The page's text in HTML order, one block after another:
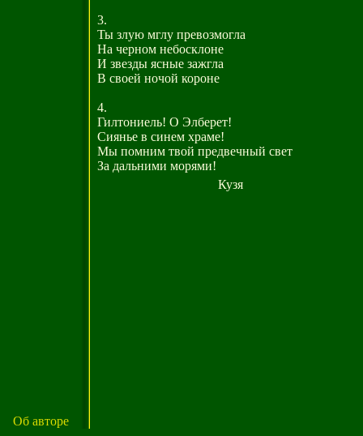
Об авторе
3.
Ты злую мглу превозмогла
На черном небосклоне
И звезды ясные зажгла
В своей ночой короне
4.
Гилтониель! О Элберет!
Сиянье в синем храме!
Мы помним твой предвечный свет
За дальними морями!
Кузя